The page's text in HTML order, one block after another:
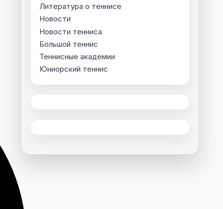
Литература о теннисе
Новости
Новости тенниса
Большой теннис
Теннисные академии
Юниорский теннис